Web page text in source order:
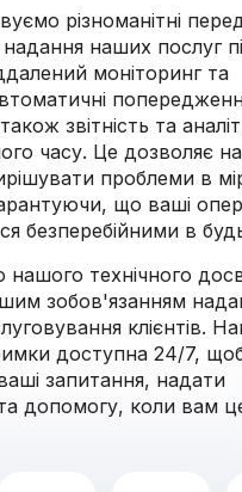
різноманітні
надання наших послуг
моніторинг та
звітність та
часу. Це дозволяє
проблеми в
що ваші
безперебійними в
технічного
зобов'язанням
клієнтів.
доступна 24/7,
запитання, надати
допомогу, коли вам